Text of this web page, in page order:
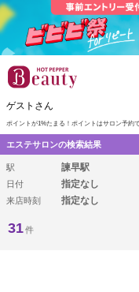
ゲストさん
ポイントが1%たまる！ ポイントはサロン予約
エステサロンの検索結果
駅 諫早駅
日付 指定なし
来店時刻 指定なし
31件